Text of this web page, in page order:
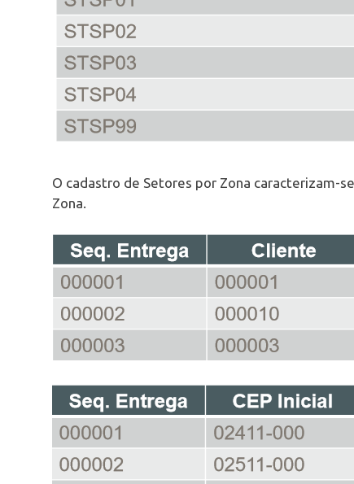
O cadastro de Setores por Zona caracterizam-
Zona.